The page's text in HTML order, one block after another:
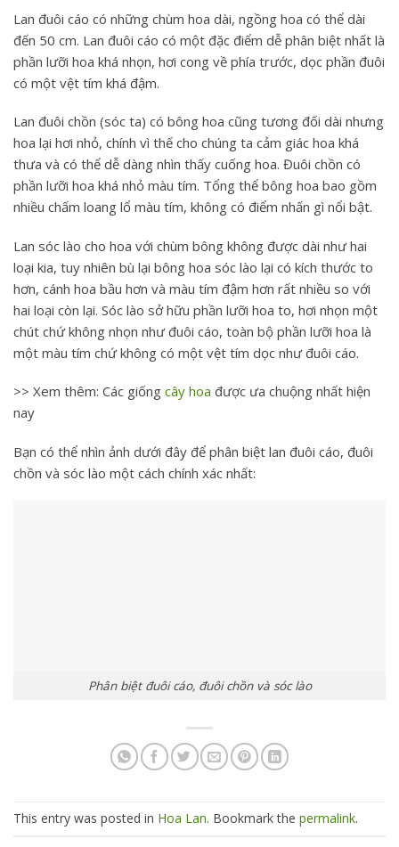
Lan đuôi cáo có những chùm hoa dài, ngồng hoa có thể dài
đến 50 cm. Lan đuôi cáo có một đặc điểm dễ phân biệt nhất là
phần lưỡi hoa khá nhọn, hơi cong về phía trước, dọc phần đuôi
có một vệt tím khá đậm.
Lan đuôi chồn (sóc ta) có bông hoa cũng tương đối dài nhưng
hoa lại hơi nhỏ, chính vì thế cho chúng ta cảm giác hoa khá
thưa và có thể dễ dàng nhìn thấy cuống hoa. Đuôi chồn có
phần lưỡi hoa khá nhỏ màu tím. Tổng thể bông hoa bao gồm
nhiều chấm loang lổ màu tím, không có điểm nhấn gì nổi bật.
Lan sóc lào cho hoa với chùm bông không được dài như hai
loại kia, tuy nhiên bù lại bông hoa sóc lào lại có kích thước to
hơn, cánh hoa bầu hơn và màu tím đậm hơn rất nhiều so với
hai loại còn lại. Sóc lào sở hữu phần lưỡi hoa to, hơi nhọn một
chút chứ không nhọn như đuôi cáo, toàn bộ phần lưỡi hoa là
một màu tím chứ không có một vệt tím dọc như đuôi cáo.
>> Xem thêm: Các giống cây hoa được ưa chuộng nhất hiện
nay
Bạn có thể nhìn ảnh dưới đây để phân biệt lan đuôi cáo, đuôi
chồn và sóc lào một cách chính xác nhất:
Phân biệt đuôi cáo, đuôi chồn và sóc lào
This entry was posted in Hoa Lan. Bookmark the permalink.